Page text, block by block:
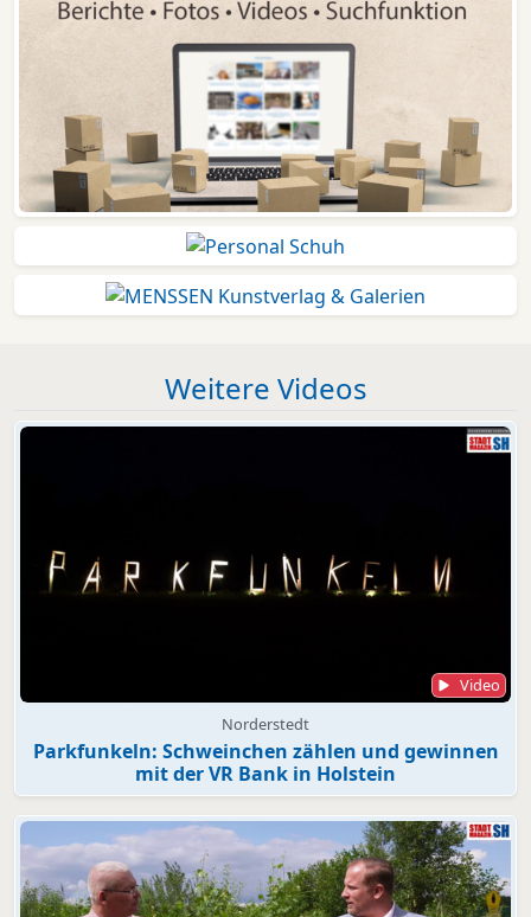
Weitere Videos
Video
Norderstedt
Parkfunkeln: Schweinchen zählen und gewinnen
mit der VR Bank in Holstein